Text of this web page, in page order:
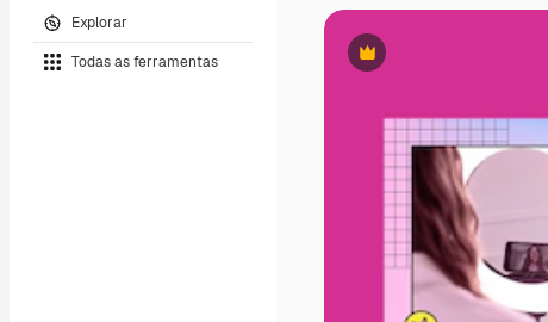
Explorar
Todas as ferramentas Premium